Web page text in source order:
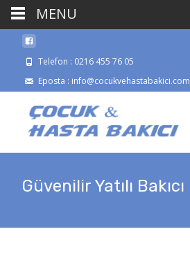
Telefon : 0216 455 76 05
Eposta : info@cocukvehastabakici.com
Güvenilir Yatılı Bakıcı
MENU